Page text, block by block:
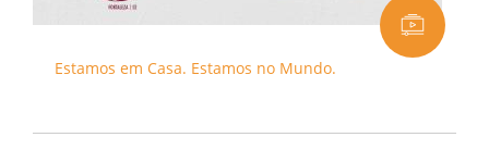
Estamos em Casa. Estamos no Mundo.